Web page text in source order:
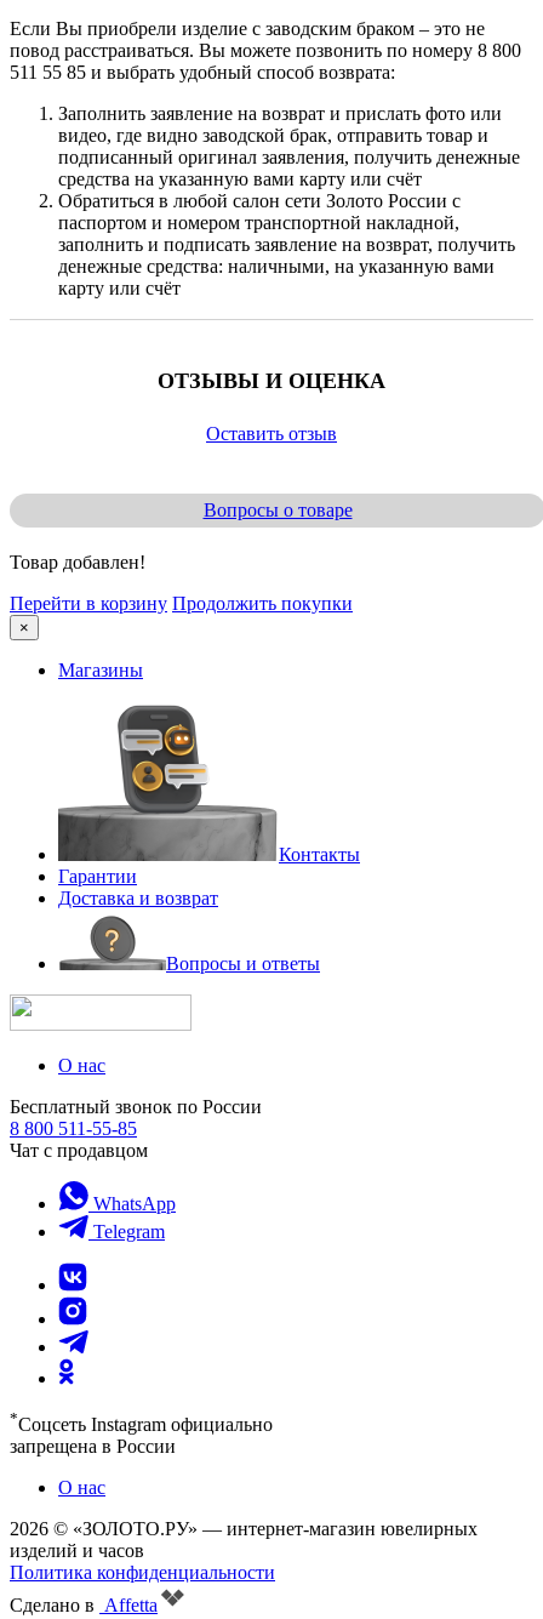
Если Вы приобрели изделие с заводским браком – это не
повод расстраиваться. Вы можете позвонить по номеру 8 800
511 55 85 и выбрать удобный способ возврата:
Заполнить заявление на возврат и прислать фото или
видео, где видно заводской брак, отправить товар и
подписанный оригинал заявления, получить денежные
средства на указанную вами карту или счёт
Обратиться в любой салон сети Золото России с
паспортом и номером транспортной накладной,
заполнить и подписать заявление на возврат, получить
денежные средства: наличными, на указанную вами
карту или счёт
ОТЗЫВЫ И ОЦЕНКА
Оставить отзыв
Вопросы о товаре
Товар добавлен!
Перейти в корзину Продолжить покупки
×
Магазины
Контакты
Гарантии
Доставка и возврат
Вопросы и ответы
О нас
Бесплатный звонок по России
8 800 511-55-85
Чат с продавцом
WhatsApp
Telegram
*Соцсеть Instagram официально
запрещена в России
О нас
2026 © «ЗОЛОТО.РУ» — интернет-магазин ювелирных
изделий и часов
Политика конфиденциальности
Сделано в Affetta